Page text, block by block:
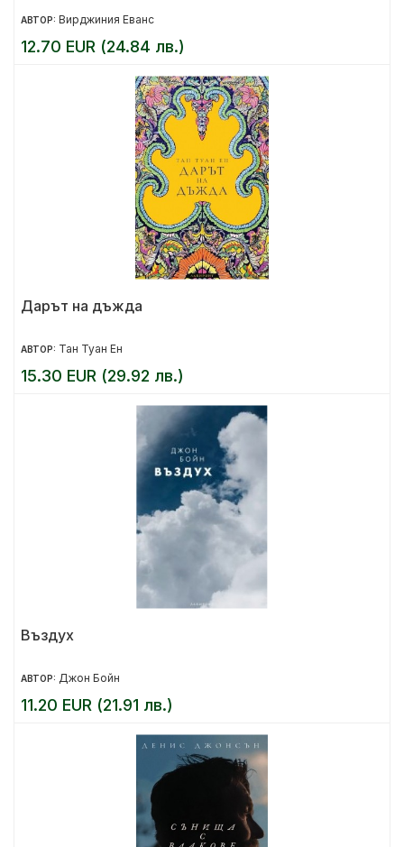
АВТОР: Вирджиния Еванс
12.70 EUR (24.84 лв.)
Дарът на дъжда
АВТОР: Тан Туан Ен
15.30 EUR (29.92 лв.)
Въздух
АВТОР: Джон Бойн
11.20 EUR (21.91 лв.)